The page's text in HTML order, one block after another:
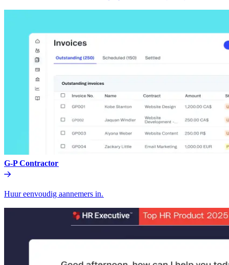
G-P Contractor​​
Huur eenvoudig aannemers in.​​